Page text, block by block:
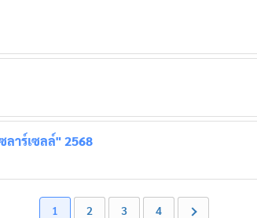
าร์เซลล์" 2568
1 2 3 4